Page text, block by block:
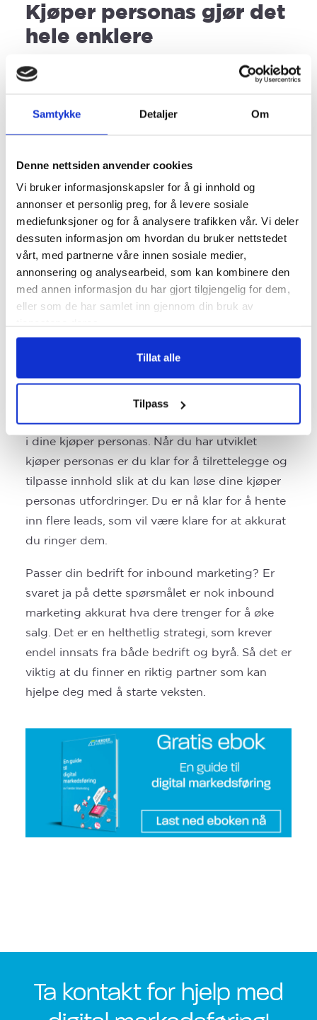
Samtykke Detaljer Om
Denne nettsiden anvender cookies
Vi bruker informasjonskapsler for å gi innhold og
annonser et personlig preg, for å levere sosiale
mediefunksjoner og for å analysere trafikken vår. Vi deler
dessuten informasjon om hvordan du bruker nettstedet
vårt, med partnerne våre innen sosiale medier,
annonsering og analysearbeid, som kan kombinere den
med annen informasjon du har gjort tilgjengelig for dem,
eller som de har samlet inn gjennom din bruk av
Tillat alle
Tilpass
Kjøper personas gjør det
hele enklere
Du bruker nok mye tid på å produsere innhold
det er viktig. Men det er et stort men. Uten at
innholdet du produserer skaper en følelse hos
du ønsker det skal treffe, så hjelper det ikke å
lage verdens beste innhold. For å produsere
innhold som skal treffe målgruppen og besvare
deres utfordringer bør du sette opp kjøper
personas.
Hva er så en kjøper personas? Det er en semi-
fiktiv person, som er basert på dine optimale
er deres største utfordringer. Det er viktig at du
bruker tid på denne prosessen, og send gjerne
spørreundersøkelser til nåværende kunder for å
lære mer om dem. Informasjonen kan du bruke
i dine kjøper personas. Når du har utviklet
kjøper personas er du klar for å tilrettelegge og
tilpasse innhold slik at du kan løse dine kjøper
personas utfordringer. Du er nå klar for å hente
inn flere leads, som vil være klare for at akkurat
du ringer dem.
Passer din bedrift for inbound marketing? Er
svaret ja på dette spørsmålet er nok inbound
marketing akkurat hva dere trenger for å øke
salg. Det er en helthetlig strategi, som krever
endel innsats fra både bedrift og byrå. Så det er
viktig at du finner en riktig partner som kan
hjelpe deg med å starte veksten.
Ta kontakt for hjelp med